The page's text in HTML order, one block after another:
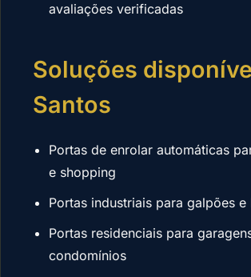
avaliações verificadas
Soluções
Santos
Portas de enrolar automáticas
e shopping
Portas industriais para galpões e
Portas residenciais para
condomínios